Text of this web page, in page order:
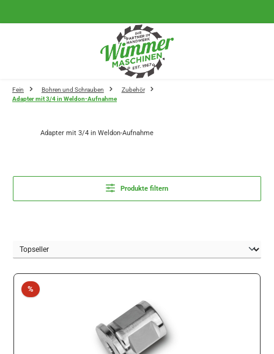
Fein Bohren und Schrauben
Zubehör
Adapter mit 3/4 in Weldon-Aufnahme
Adapter mit 3/4 in Weldon-Aufnahme
Produkte filtern
%Rabatt